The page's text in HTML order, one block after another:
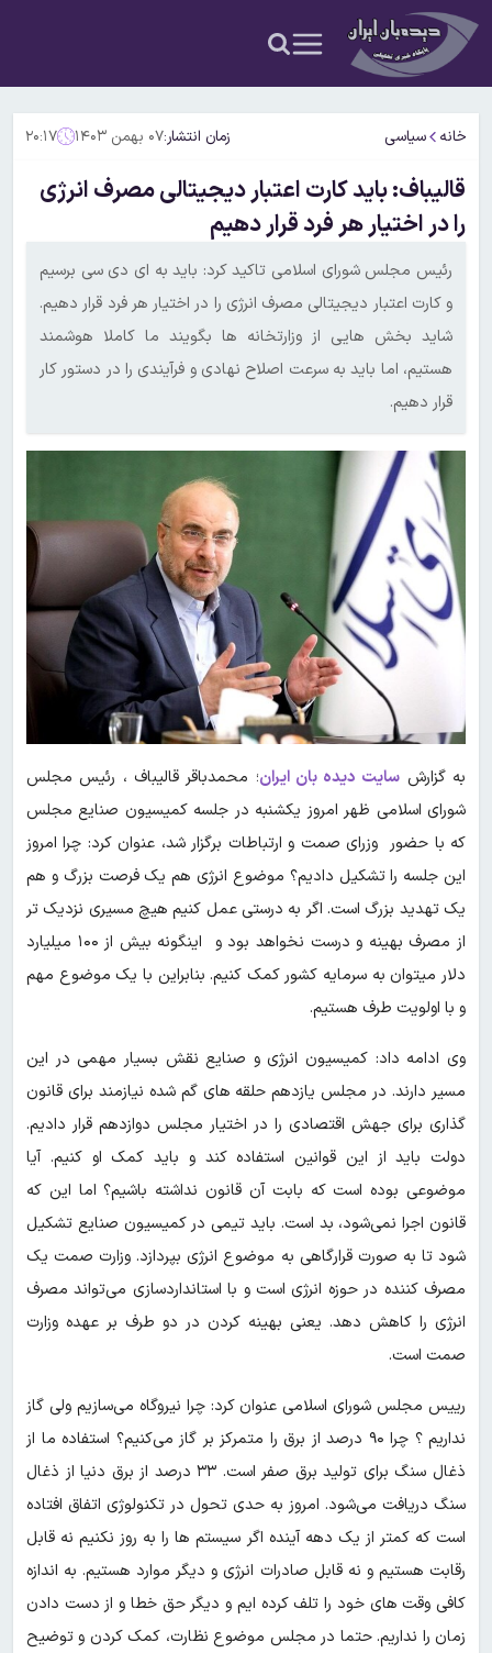
خانه سیاسی زمان انتشار:۰۷ بهمن ۱۴۰۳ ۲۰:۱۷
قالیباف: باید کارت اعتبار دیجیتالی مصرف انرژی
را در اختیار هر فرد قرار دهیم
رئیس مجلس شورای اسلامی تاکید کرد: باید به ای دی سی برسیم
و کارت اعتبار دیجیتالی مصرف انرژی را در اختیار هر فرد قرار دهیم.
شاید بخش هایی از وزارتخانه ها بگویند ما کاملا هوشمند
هستیم، اما باید به سرعت اصلاح نهادی و فرآیندی را در دستور کار
قرار دهیم.
به گزارش سایت دیده بان ایران؛ محمدباقر قالیباف ، رئیس مجلس
شورای اسلامی ظهر امروز یکشنبه در جلسه کمیسیون صنایع مجلس
که با حضور وزرای صمت و ارتباطات برگزار شد، عنوان کرد: چرا امروز
این جلسه را تشکیل دادیم؟ موضوع انرژی هم یک فرصت بزرگ و هم
یک تهدید بزرگ است. اگر به درستی عمل کنیم هیچ مسیری نزدیک تر
از مصرف بهینه و درست نخواهد بود و اینگونه بیش از ۱۰۰ میلیارد
دلار میتوان به سرمایه کشور کمک کنیم. بنابراین با یک موضوع مهم
و با اولویت طرف هستیم.
وی ادامه داد: کمیسیون انرژی و صنایع نقش بسیار مهمی در این
مسیر دارند. در مجلس یازدهم حلقه های گم شده نیازمند برای قانون
گذاری برای جهش اقتصادی را در اختیار مجلس دوازدهم قرار دادیم.
دولت باید از این قوانین استفاده کند و باید کمک او کنیم. آیا
موضوعی بوده است که بابت آن قانون نداشته باشیم؟ اما این که
قانون اجرا نمی‌شود، بد است. باید تیمی در کمیسیون صنایع تشکیل
شود تا به صورت قرارگاهی به موضوع انرژی بپردازد. وزارت صمت یک
مصرف کننده در حوزه انرژی است و با استانداردسازی می‌تواند مصرف
انرژی را کاهش دهد. یعنی بهینه کردن در دو طرف بر عهده وزارت
صمت است.
رییس مجلس شورای اسلامی عنوان کرد: چرا نیروگاه می‌سازیم ولی گاز
نداریم ؟ چرا ۹۰ درصد از برق را متمرکز بر گاز می‌کنیم؟ استفاده ما از
ذغال سنگ برای تولید برق صفر است. ۳۳ درصد از برق دنیا از ذغال
سنگ دریافت می‌شود. امروز به حدی تحول در تکنولوژی اتفاق افتاده
است که کمتر از یک دهه آینده اگر سیستم ها را به روز نکنیم نه قابل
رقابت هستیم و نه قابل صادرات انرژی و دیگر موارد هستیم. به اندازه
کافی وقت های خود را تلف کرده ایم و دیگر حق خطا و از دست دادن
زمان را نداریم. حتما در مجلس موضوع نظارت، کمک کردن و توضیح